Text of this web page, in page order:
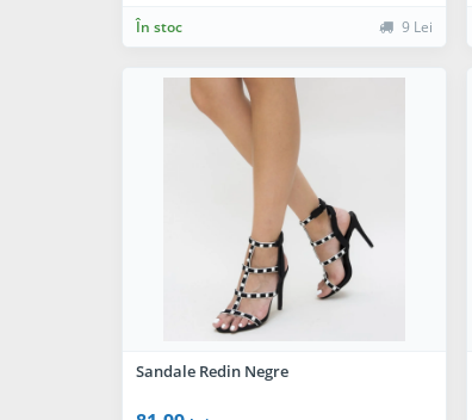
În stoc 9 Lei
Sandale Redin Negre